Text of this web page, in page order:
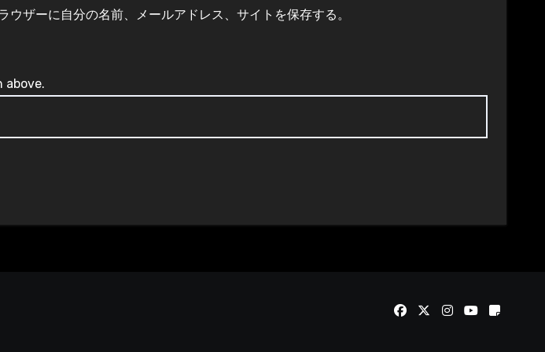
ウザーに自分の名前、メールアドレス、サイトを保存する。
above.